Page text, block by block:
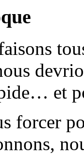
et
forcer